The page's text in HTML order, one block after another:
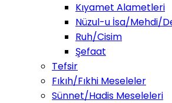
Kıyamet Alametleri
Nüzul-u İsa/Mehdi/
Ruh/Cisim
Şefaat
Tefsir
Fıkıh/Fıkhi Meseleler
Sünnet/Hadis Meseleleri